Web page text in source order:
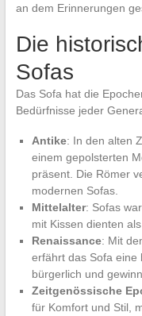
an dem Erinnerungen
Die
Sofas
Das Sofa hat die
Bedürfnisse jeder
Antike: In den alten
einem gepolsterten
präsent. Die Römer
modernen Sofas.
Mittelalter: Sofas
mit Kissen dienten
Renaissance: Mit
erfährt das Sofa eine
bürgerlich und
Zeitgenössische
für Komfort und Stil,